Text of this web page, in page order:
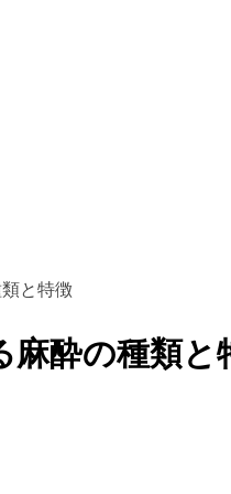
と特徴
麻酔の種類と